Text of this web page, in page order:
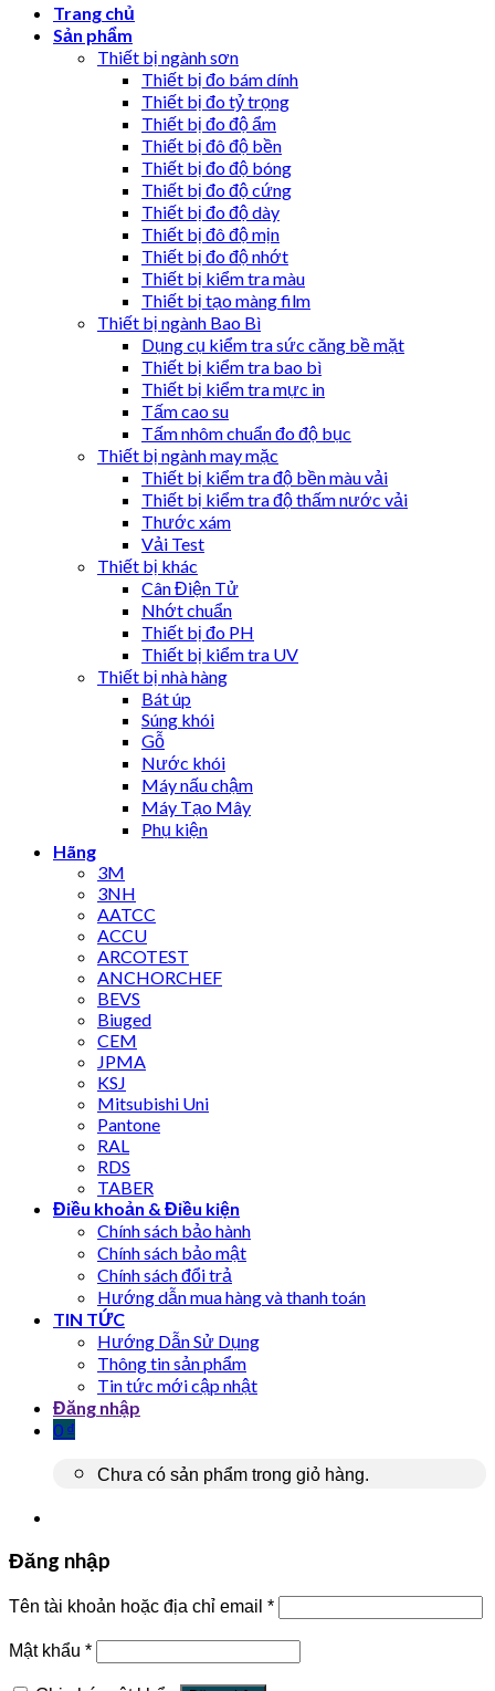
Trang chủ
Sản phẩm
Thiết bị ngành sơn
Thiết bị đo bám dính
Thiết bị đo tỷ trọng
Thiết bị đo độ ẩm
Thiết bị đô độ bền
Thiết bị đo độ bóng
Thiết bị đo độ cứng
Thiết bị đo độ dày
Thiết bị đô độ mịn
Thiết bị đo độ nhớt
Thiết bị kiểm tra màu
Thiết bị tạo màng film
Thiết bị ngành Bao Bì
Dụng cụ kiểm tra sức căng bề mặt
Thiết bị kiểm tra bao bì
Thiết bị kiểm tra mực in
Tấm cao su
Tấm nhôm chuẩn đo độ bục
Thiết bị ngành may mặc
Thiết bị kiểm tra độ bền màu vải
Thiết bị kiểm tra độ thấm nước vải
Thước xám
Vải Test
Thiết bị khác
Cân Điện Tử
Nhớt chuẩn
Thiết bị đo PH
Thiết bị kiểm tra UV
Thiết bị nhà hàng
Bát úp
Súng khói
Gỗ
Nước khói
Máy nấu chậm
Máy Tạo Mây
Phụ kiện
Hãng
3M
3NH
AATCC
ACCU
ARCOTEST
ANCHORCHEF
BEVS
Biuged
CEM
JPMA
KSJ
Mitsubishi Uni
Pantone
RAL
RDS
TABER
Điều khoản & Điều kiện
Chính sách bảo hành
Chính sách bảo mật
Chính sách đổi trả
Hướng dẫn mua hàng và thanh toán
TIN TỨC
Hướng Dẫn Sử Dụng
Thông tin sản phẩm
Tin tức mới cập nhật
Đăng nhập
0 ₫
Chưa có sản phẩm trong giỏ hàng.
Đăng nhập
Tên tài khoản hoặc địa chỉ email *
Mật khẩu *